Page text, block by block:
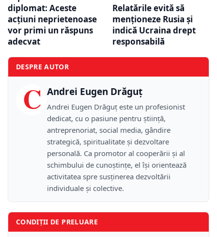
diplomat: Aceste
acţiuni neprietenoase
vor primi un răspuns
adecvat
Relatările evită să
menționeze Rusia și
indică Ucraina drept
responsabilă
DESPRE AUTOR
C Andrei Eugen Drăguț
Andrei Eugen Drăguț este un profesionist
dedicat, cu o pasiune pentru știință,
antreprenoriat, social media, gândire
strategică, spiritualitate și dezvoltare
personală. Ca promotor al cooperării și al
schimbului de cunoștințe, el își orientează
activitatea spre susținerea dezvoltării
individuale și colective.
CONDIȚII DE PRELUARE